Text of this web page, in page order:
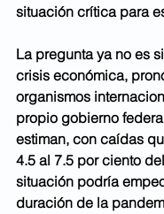
situación crítica para
La pregunta ya no es
crisis económica,
organismos
propio gobierno
estiman, con caídas
4.5 al 7.5 por ciento
situación podría
duración de la